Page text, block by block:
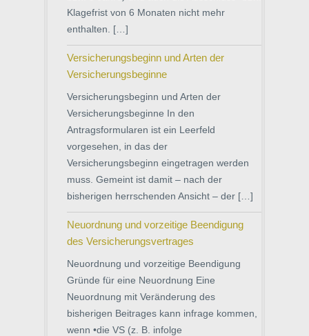
Klagefrist von 6 Monaten nicht mehr
enthalten. […]
Versicherungsbeginn und Arten der
Versicherungsbeginne
Versicherungsbeginn und Arten der
Versicherungsbeginne In den
Antragsformularen ist ein Leerfeld
vorgesehen, in das der
Versicherungsbeginn eingetragen werden
muss. Gemeint ist damit – nach der
bisherigen herrschenden Ansicht – der […]
Neuordnung und vorzeitige Beendigung
des Versicherungsvertrages
Neuordnung und vorzeitige Beendigung
Gründe für eine Neuordnung Eine
Neuordnung mit Veränderung des
bisherigen Beitrages kann infrage kommen,
wenn •die VS (z. B. infolge